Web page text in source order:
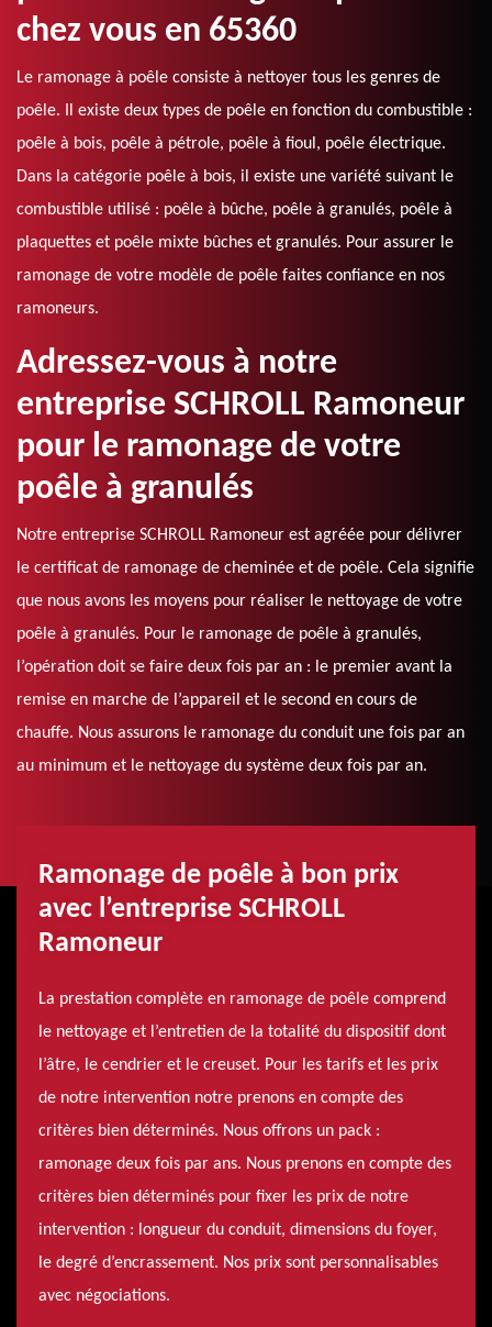
chez vous en 65360
Le ramonage à poêle consiste à nettoyer tous les genres de
poêle. Il existe deux types de poêle en fonction du combustible :
poêle à bois, poêle à pétrole, poêle à fioul, poêle électrique.
Dans la catégorie poêle à bois, il existe une variété suivant le
combustible utilisé : poêle à bûche, poêle à granulés, poêle à
plaquettes et poêle mixte bûches et granulés. Pour assurer le
ramonage de votre modèle de poêle faites confiance en nos
ramoneurs.
Adressez-vous à notre
entreprise SCHROLL Ramoneur
pour le ramonage de votre
poêle à granulés
Notre entreprise SCHROLL Ramoneur est agréée pour délivrer
le certificat de ramonage de cheminée et de poêle. Cela signifie
que nous avons les moyens pour réaliser le nettoyage de votre
poêle à granulés. Pour le ramonage de poêle à granulés,
l’opération doit se faire deux fois par an : le premier avant la
remise en marche de l’appareil et le second en cours de
chauffe. Nous assurons le ramonage du conduit une fois par an
au minimum et le nettoyage du système deux fois par an.
Ramonage de poêle à bon prix
avec l’entreprise SCHROLL
Ramoneur
La prestation complète en ramonage de poêle comprend
le nettoyage et l’entretien de la totalité du dispositif dont
l’âtre, le cendrier et le creuset. Pour les tarifs et les prix
de notre intervention notre prenons en compte des
critères bien déterminés. Nous offrons un pack :
ramonage deux fois par ans. Nous prenons en compte des
critères bien déterminés pour fixer les prix de notre
intervention : longueur du conduit, dimensions du foyer,
le degré d’encrassement. Nos prix sont personnalisables
avec négociations.